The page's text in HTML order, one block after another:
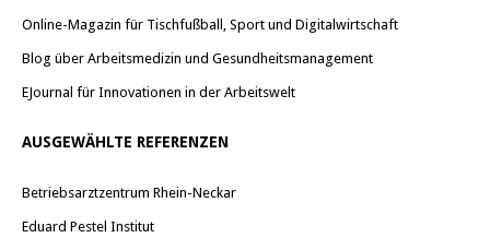
Online-Magazin für Tischfußball, Sport und Digitalwirtschaft
Blog über Arbeitsmedizin und Gesundheitsmanagement
EJournal für Innovationen in der Arbeitswelt
AUSGEWÄHLTE REFERENZEN
Betriebsarztzentrum Rhein-Neckar
Eduard Pestel Institut